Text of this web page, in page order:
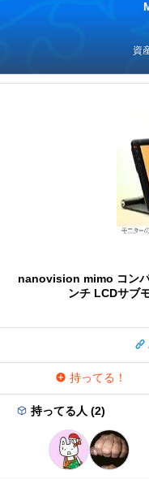
資
nanovision mimo コン
ンチ LCDサブ
持ってる！
持ってる人 (2)